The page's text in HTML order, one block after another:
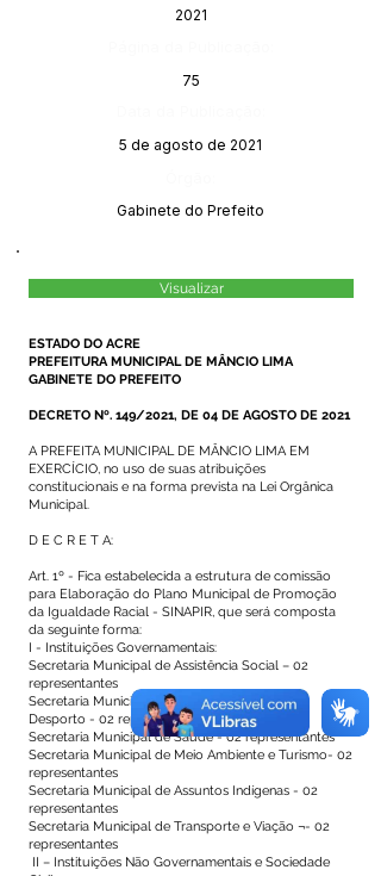
2021
75
5 de agosto de 2021
Gabinete do Prefeito
Visualizar
ESTADO DO ACRE
PREFEITURA MUNICIPAL DE MÂNCIO LIMA
GABINETE DO PREFEITO
DECRETO Nº. 149/2021, DE 04 DE AGOSTO DE 2021
A PREFEITA MUNICIPAL DE MÂNCIO LIMA EM
EXERCÍCIO, no uso de suas atribuições
constitucionais e na forma prevista na Lei Orgânica
Municipal.
D E C R E T A:
Art. 1º - Fica estabelecida a estrutura de comissão
para Elaboração do Plano Municipal de Promoção
da Igualdade Racial - SINAPIR, que será composta
da seguinte forma:
I - Instituições Governamentais:
Secretaria Municipal de Assistência Social – 02
representantes
Secretaria Municipal de Educação, Cultura e
Desporto - 02 representantes
Secretaria Municipal de Saúde - 02 representantes
Secretaria Municipal de Meio Ambiente e Turismo- 02
representantes
Secretaria Municipal de Assuntos Indígenas - 02
representantes
Secretaria Municipal de Transporte e Viação ¬- 02
representantes
II – Instituições Não Governamentais e Sociedade